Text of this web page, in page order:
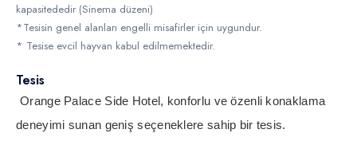
kapasitededir (Sinema düzeni)
*Tesisin genel alanları engelli misafirler için uygundur.
* Tesise evcil hayvan kabul edilmemektedir.
Tesis
Orange Palace Side Hotel, konforlu ve özenli konaklama
deneyimi sunan geniş seçeneklere sahip bir tesis.